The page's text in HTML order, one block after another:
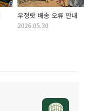
우정랏 배송 오류 안내
2026.05.30